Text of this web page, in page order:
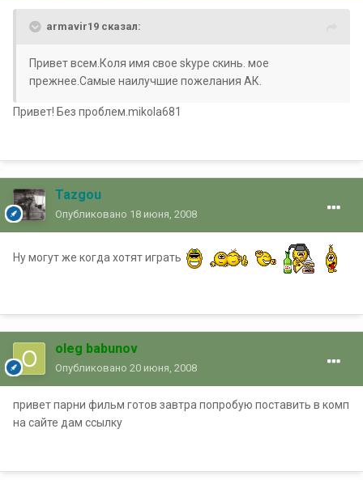
armavir19 сказал:
Привет всем.Коля имя свое skype скинь. мое
прежнее.Самые наилучшие пожелания АК.
Привет! Без проблем.mikola681
Tazgou
Опубликовано 18 июня, 2008
Ну могут же когда хотят играть
oleg babunov
Опубликовано 20 июня, 2008
привет парни фильм готов завтра попробую поставить в комп
на сайте дам ссылку